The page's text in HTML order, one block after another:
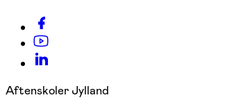
Aftenskoler Jylland